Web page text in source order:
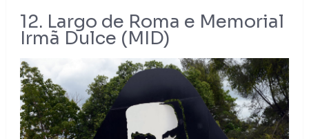
12. Largo de Roma e Memorial
Irmã Dulce (MID)